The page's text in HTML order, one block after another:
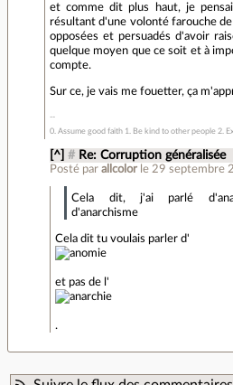
et comme dit plus haut, je
résultant d'une volonté farouche
opposées et persuadés d'avoir
quelque moyen que ce soit et à
compte.
Sur ce, je vais me fouetter, ça
0. Assume good faith 1. Be kind to other people 2.
[^] # Re: Corruption généralisée
Posté parallcolor le 29 septembre
Cela dit, j'ai parlé
d'anarchisme
Cela dit tu voulais parler d'
et pas de l'
.